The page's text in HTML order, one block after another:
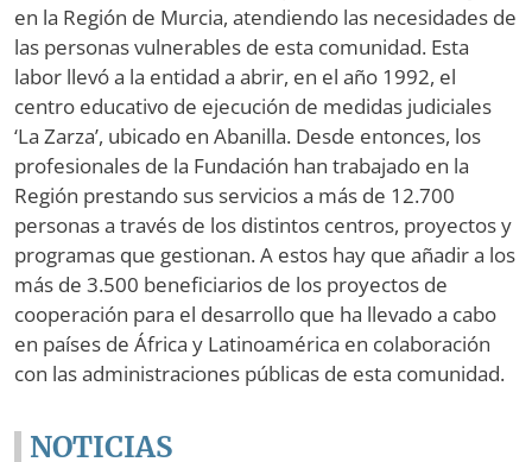
en la Región de Murcia, atendiendo las necesidades de
las personas vulnerables de esta comunidad. Esta
labor llevó a la entidad a abrir, en el año 1992, el
centro educativo de ejecución de medidas judiciales
‘La Zarza’, ubicado en Abanilla. Desde entonces, los
profesionales de la Fundación han trabajado en la
Región prestando sus servicios a más de 12.700
personas a través de los distintos centros, proyectos y
programas que gestionan. A estos hay que añadir a los
más de 3.500 beneficiarios de los proyectos de
cooperación para el desarrollo que ha llevado a cabo
en países de África y Latinoamérica en colaboración
con las administraciones públicas de esta comunidad.
NOTICIAS